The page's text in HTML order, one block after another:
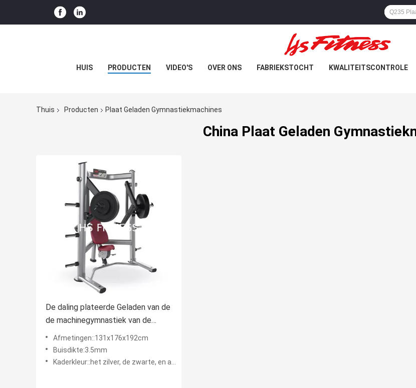
HUIS PRODUCTEN VIDEO'S OVER ONS FABRIEKSTOCHT KWALITEITSCONTROLE
Thuis Producten Plaat Geladen Gymnastiekmachines
China Plaat Geladen
De daling plateerde Geladen van de
de machinegymnastiek van de
Borstpers het Materiaal
Commerciële Gymnastiek
Afmetingen::131x176x192cm
Buisdikte:3.5mm
Kaderkleur::het zilver, de zwarte, en andere kleuren zijn klantgericht